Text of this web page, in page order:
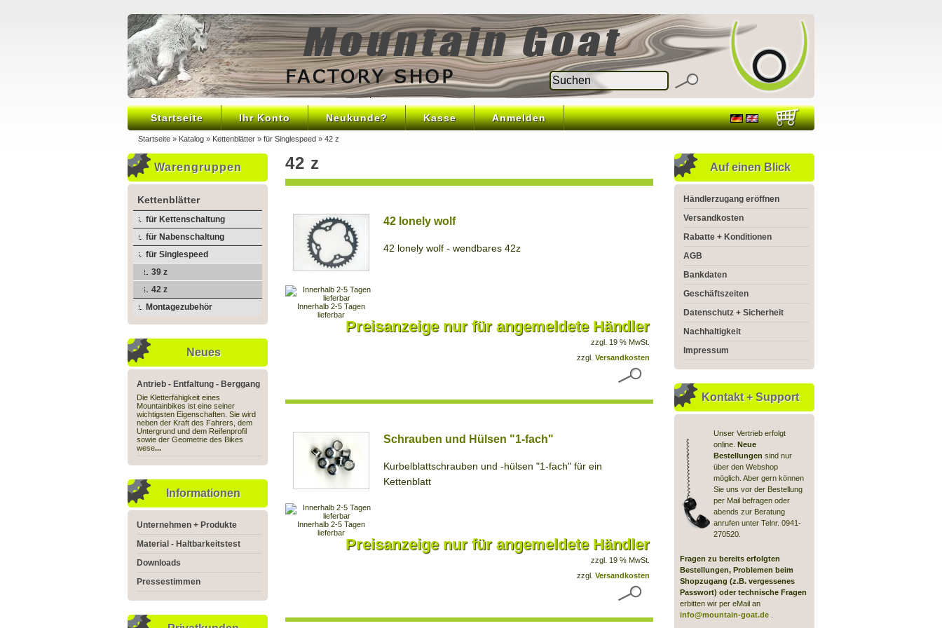
Startseite Ihr Konto Neukunde? Kasse Anmelden
Startseite » Katalog » Kettenblätter » für Singlespeed » 42 z
Warengruppen
Kettenblätter
für Kettenschaltung
für Nabenschaltung
für Singlespeed
39 z
42 z
Montagezubehör
Neues
Antrieb - Entfaltung - Berggang
Die Kletterfähigkeit eines
Mountainbikes ist eine seiner
wichtigsten Eigenschaften. Sie wird
neben der Kraft des Fahrers, dem
Untergrund und dem Reifenprofil
sowie der Geometrie des Bikes
wese...
Informationen
Unternehmen + Produkte
Material - Haltbarkeitstest
Downloads
Pressestimmen
42 z
Innerhalb 2-5 Tagen
lieferbar
Preisanzeige nur für angemeldete Händler
zzgl. 19 % MwSt.
zzgl. Versandkosten
42 lonely wolf
42 lonely wolf - wendbares 42z
Innerhalb 2-5 Tagen
lieferbar
Preisanzeige nur für angemeldete Händler
zzgl. 19 % MwSt.
zzgl. Versandkosten
Schrauben und Hülsen "1-fach"
Kurbelblattschrauben und -hülsen "1-fach" für ein
Kettenblatt
Auf einen Blick
Händlerzugang eröffnen
Versandkosten
Rabatte + Konditionen
AGB
Bankdaten
Geschäftszeiten
Datenschutz + Sicherheit
Nachhaltigkeit
Impressum
Kontakt + Support
Unser Vertrieb erfolgt
online. Neue
Bestellungen sind nur
über den Webshop
möglich. Aber gern können
Sie uns vor der Bestellung
per Mail befragen oder
abends zur Beratung
anrufen unter Telnr. 0941-
270520.
Fragen zu bereits erfolgten
Bestellungen, Problemen beim
Shopzugang (z.B. vergessenes
Passwort) oder technische Fragen
erbitten wir per eMail an
info@mountain-goat.de